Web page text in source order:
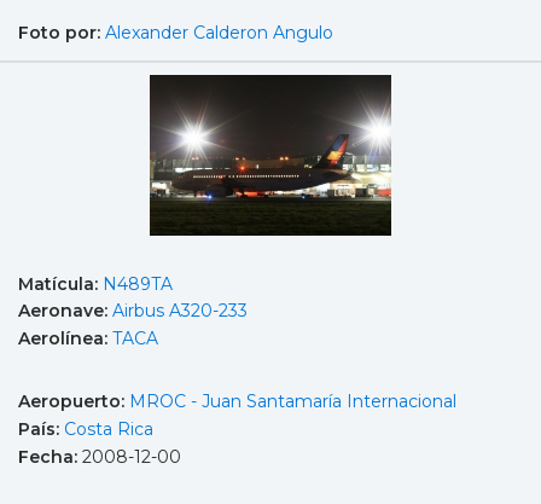
Foto por: Alexander Calderon Angulo
Matícula: N489TA
Aeronave: Airbus A320-233
Aerolínea: TACA
Aeropuerto: MROC - Juan Santamaría Internacional
País: Costa Rica
Fecha: 2008-12-00